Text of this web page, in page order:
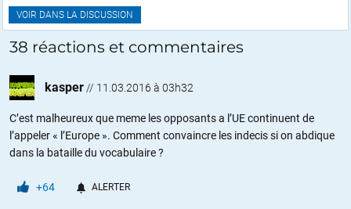
VOIR DANS LA DISCUSSION
38 réactions et commentaires
kasper // 11.03.2016 à 03h32
C’est malheureux que meme les opposants a l’UE continuent de
l’appeler « l’Europe ». Comment convaincre les indecis si on abdique
dans la bataille du vocabulaire ?
+64 ALERTER